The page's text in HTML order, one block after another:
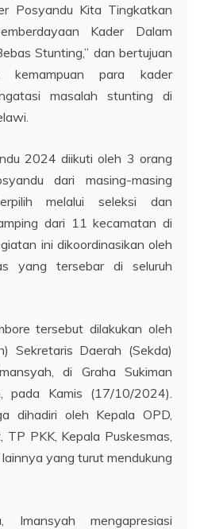
Posyandu Kita Tingkatkan
Kader Dalam
Stunting,” dan bertujuan
kemampuan para kader
masalah stunting di
2024 diikuti oleh 3 orang
dari masing-masing
melalui seleksi dan
dari 11 kecamatan di
ini dikoordinasikan oleh
yang tersebar di seluruh
tersebut dilakukan oleh
Sekretaris Daerah (Sekda)
di Graha Sukiman
pada Kamis (17/10/2024).
dihadiri oleh Kepala OPD,
TP PKK, Kepala Puskesmas,
yang turut mendukung
Imansyah mengapresiasi